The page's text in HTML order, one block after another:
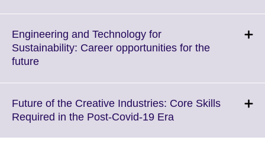
More
information
Engineering and Technology for
Sustainability: Career opportunities for the
futureClick
More
information
Future of the Creative Industries: Core Skills
Required in the Post-Covid-19 Era